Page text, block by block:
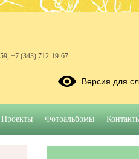
+7 (343) 712-19-67
Версия для
Проекты Фотоальбомы